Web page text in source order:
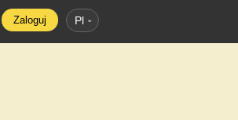
Zaloguj Pl